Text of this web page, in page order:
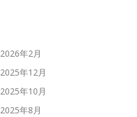
2026年2月
2025年12月
2025年10月
2025年8月